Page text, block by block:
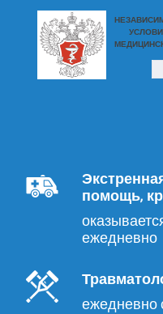
помощь,
ежедневно
ежедневно